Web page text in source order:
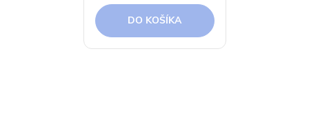
DO KOŠÍKA